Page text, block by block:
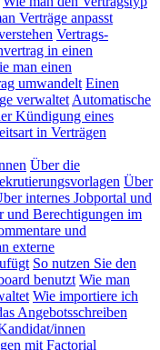
Verträge anpasst
Vertrags-
in einen
man einen
umwandelt Einen
verwaltet Automatische
Kündigung eines
in Verträgen
Über die
Über
internes Jobportal und
und Berechtigungen im
und
externe
So nutzen Sie den
benutzt Wie man
Wie importiere ich
Angebotsschreiben
innen
mit Factorial